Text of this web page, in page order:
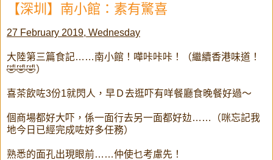
【深圳】南小館：素有驚喜
27 February 2019, Wednesday
大陸第三篇食記……南小館！嘩咔咔咔！（繼續香港味道！
🤣🤣🤣）
喜茶飲咗3份1就閃人，早Ｄ去逛吓有咩餐廳食晚餐好過～
個商場都好大吓，係一面行去另一面都好攰……（咪忘記我
地今日已經完成咗好多任務）
熟悉的面孔出現眼前……仲使乜考慮先！